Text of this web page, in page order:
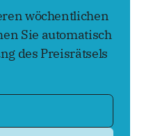
wöchentlichen
Sie automatisch
des Preisrätsels